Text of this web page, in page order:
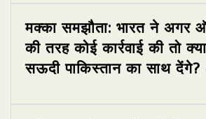
मक्का समझौता: भारत ने अगर
की तरह कोई कार्रवाई की तो
सऊदी पाकिस्तान का साथ